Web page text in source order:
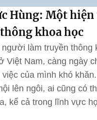
Hùng: Một
khoa học
làm truyền thông
Việt Nam, càng ngày
việc của mình khó
lên ngôi, ai cũng có
kể cả trong lĩnh vực